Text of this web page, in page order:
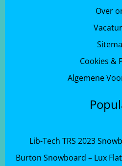
Over
Cookies &
Algemene
Lib-Tech TRS 2023
Burton Snowboard – Lux